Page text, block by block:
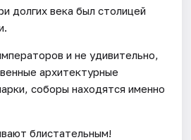
долгих века был столицей
и не удивительно,
архитектурные
соборы находятся именно
блистательным!